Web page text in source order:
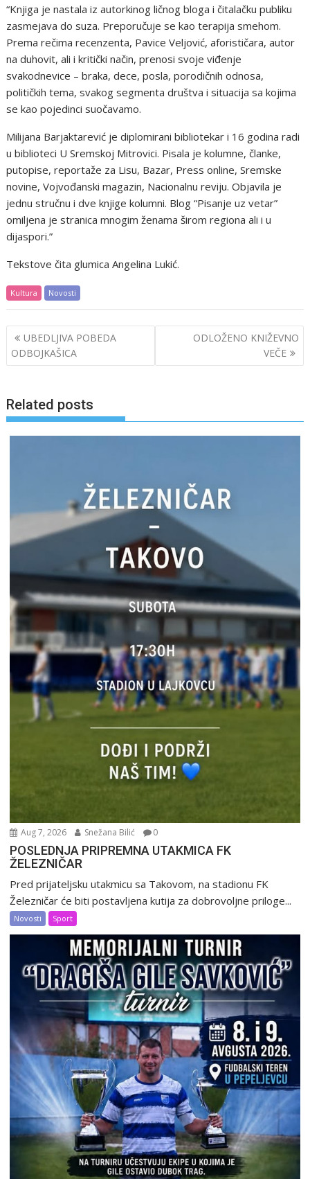
“Knjiga je nastala iz autorkinog ličnog bloga i čitalačku publiku
zasmejava do suza. Preporučuje se kao terapija smehom.
Prema rečima recenzenta, Pavice Veljović, aforističara, autor
na duhovit, ali i kritički način, prenosi svoje viđenje
svakodnevice – braka, dece, posla, porodičnih odnosa,
političkih tema, svakog segmenta društva i situacija sa kojima
se kao pojedinci suočavamo.
Milijana Barjaktarević je diplomirani bibliotekar i 16 godina radi
u biblioteci U Sremskoj Mitrovici. Pisala je kolumne, članke,
putopise, reportaže za Lisu, Bazar, Press online, Sremske
novine, Vojvođanski magazin, Nacionalnu reviju. Objavila je
jednu stručnu i dve knjige kolumni. Blog “Pisanje uz vetar”
omiljena je stranica mnogim ženama širom regiona ali i u
dijaspori.”
Tekstove čita glumica Angelina Lukić.
Kultura Novosti
Post
navigation
UBEDLJIVA POBEDA
ODBOJKAŠICA
ODLOŽENO KNIŽEVNO
VEČE
Related posts
Aug 7, 2026 Snežana Bilić 0
POSLEDNJA PRIPREMNA UTAKMICA FK
ŽELEZNIČAR
Pred prijateljsku utakmicu sa Takovom, na stadionu FK
Železničar će biti postavljena kutija za dobrovoljne priloge...
Novosti Sport